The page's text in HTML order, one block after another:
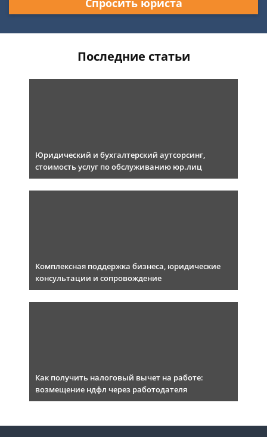
Последние статьи
Юридический и бухгалтерский аутсорсинг,
стоимость услуг по обслуживанию юр.лиц
Комплексная поддержка бизнеса, юридические
консультации и сопровождение
Как получить налоговый вычет на работе:
возмещение ндфл через работодателя